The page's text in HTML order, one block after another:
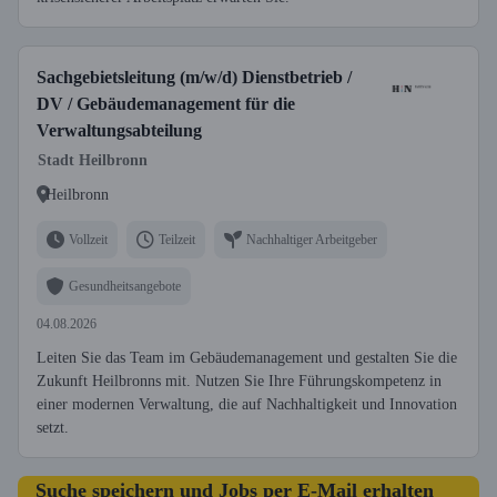
Sachgebietsleitung (m/w/d) Dienstbetrieb /
DV / Gebäudemanagement für die
Verwaltungsabteilung
Stadt Heilbronn
Heilbronn
Vollzeit Teilzeit Nachhaltiger Arbeitgeber
Gesundheitsangebote
04.08.2026
Leiten Sie das Team im Gebäudemanagement und gestalten Sie die
Zukunft Heilbronns mit. Nutzen Sie Ihre Führungskompetenz in
einer modernen Verwaltung, die auf Nachhaltigkeit und Innovation
setzt.
Suche speichern und Jobs per E-Mail erhalten